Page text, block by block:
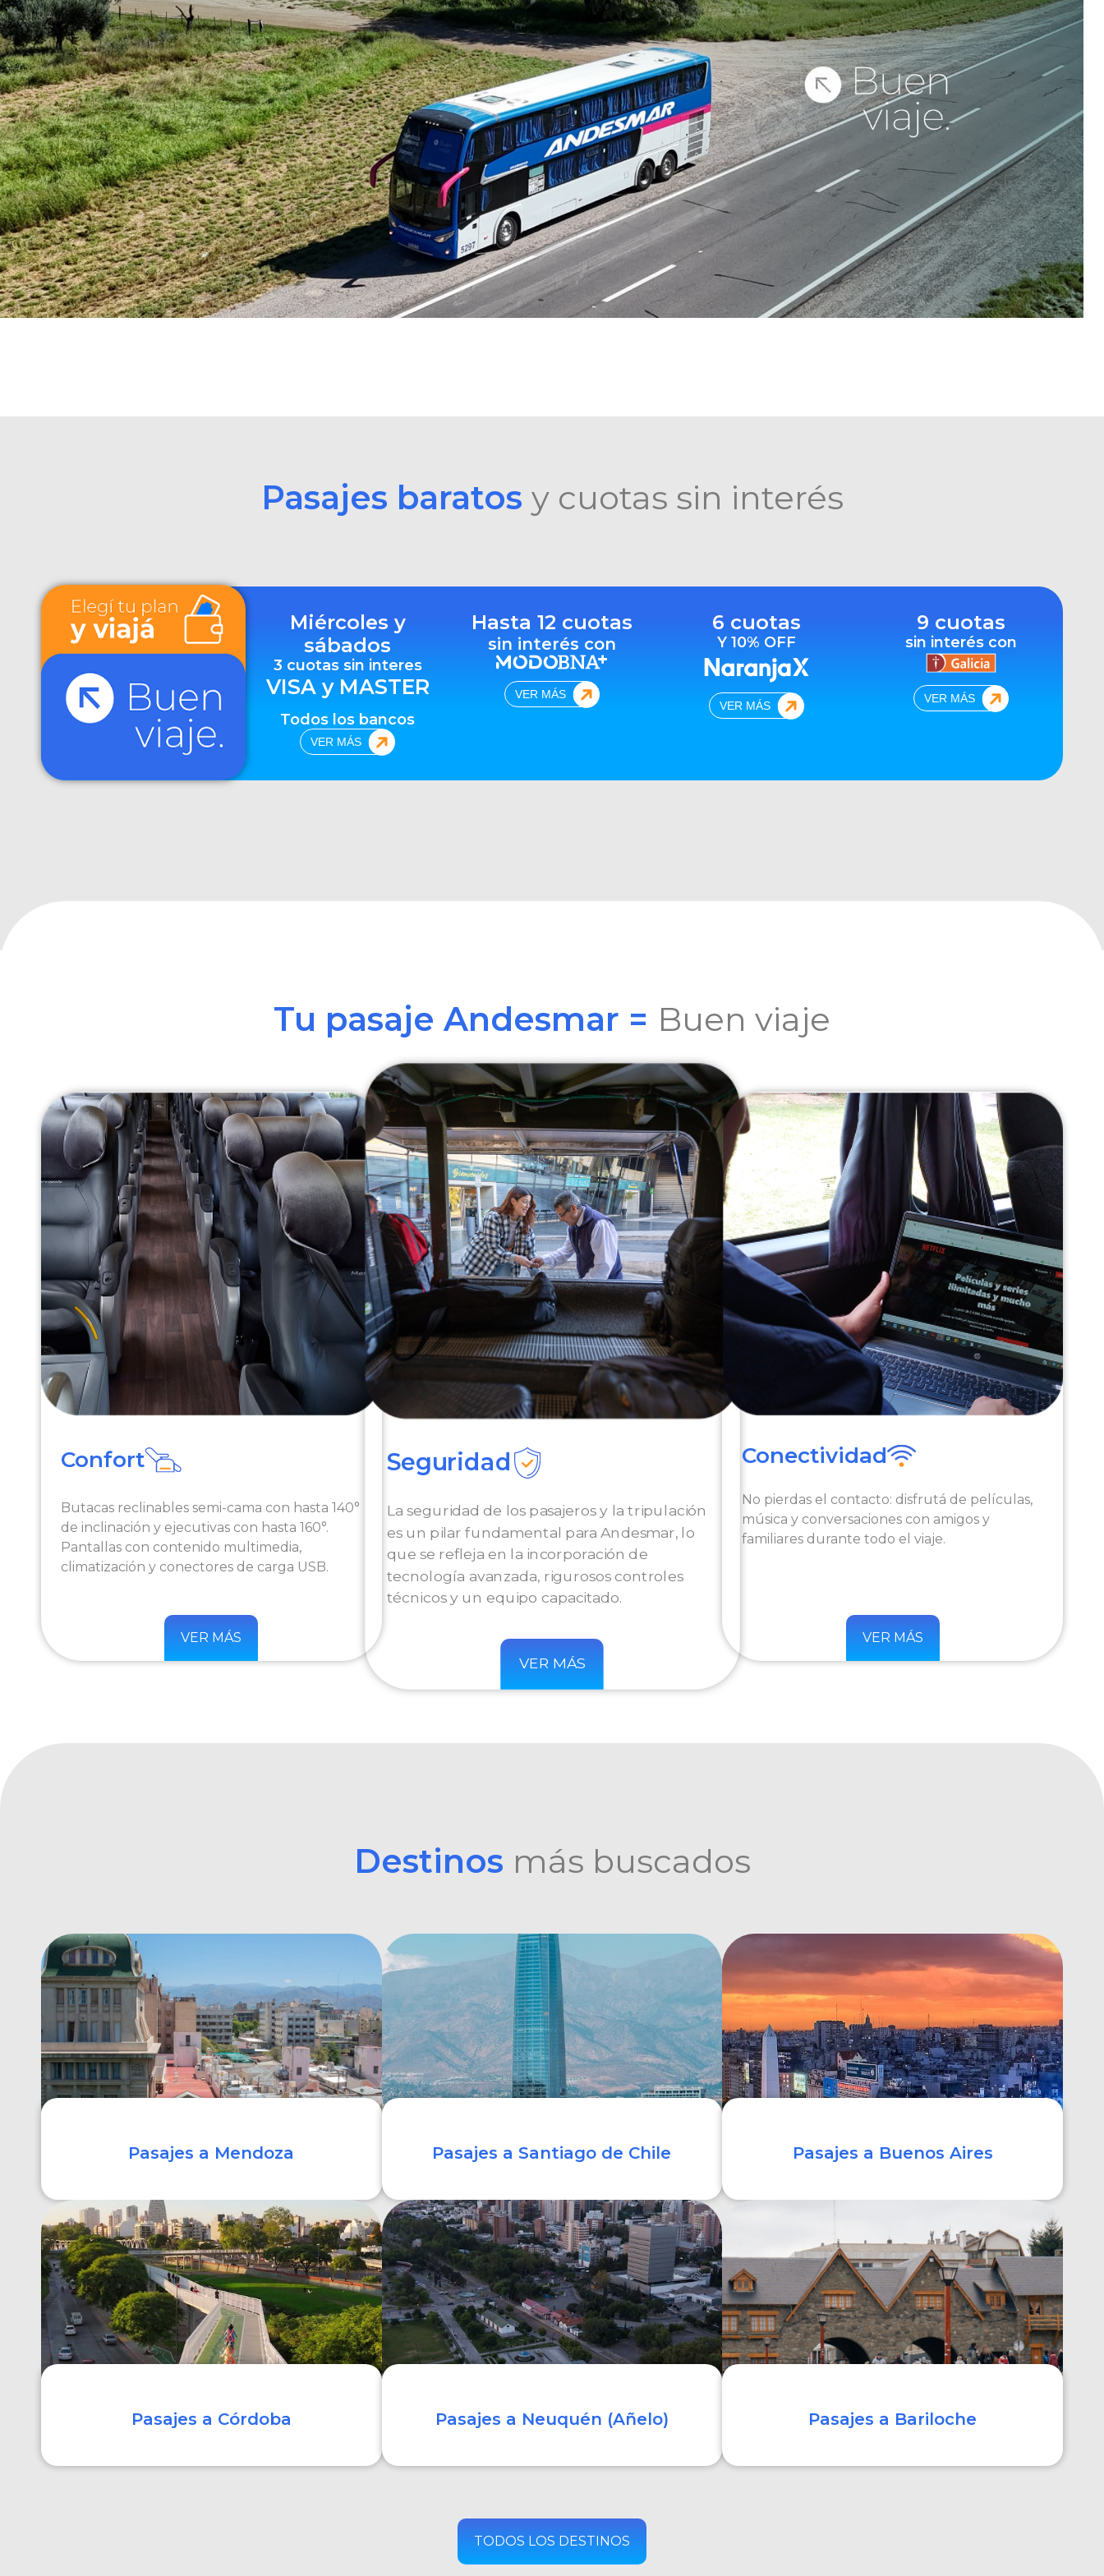
Pasajes baratos y cuotas sin interés
Miércoles y
sábados
3 cuotas sin interes
VISA y MASTER
Todos los bancos
VER MÁS
Hasta 12 cuotas
sin interés con
VER MÁS
6 cuotas
Y 10% OFF
VER MÁS
9 cuotas
sin interés con
VER MÁS
Tu pasaje Andesmar = Buen viaje
Confort
Butacas reclinables semi-cama con hasta 140°
de inclinación y ejecutivas con hasta 160°.
Pantallas con contenido multimedia,
climatización y conectores de carga USB.
VER MÁS
Seguridad
La seguridad de los pasajeros y la tripulación
es un pilar fundamental para Andesmar, lo
que se refleja en la incorporación de
tecnología avanzada, rigurosos controles
técnicos y un equipo capacitado.
VER MÁS
Conectividad
No pierdas el contacto: disfrutá de películas,
música y conversaciones con amigos y
familiares durante todo el viaje.
VER MÁS
Destinos más buscados
Pasajes a Mendoza
COMPRAR
Pasajes a Santiago de Chile
COMPRAR
Pasajes a Buenos Aires
Pasajes a Córdoba Pasajes a Neuquén (Añelo) Pasajes a Bariloche
TODOS LOS DESTINOS